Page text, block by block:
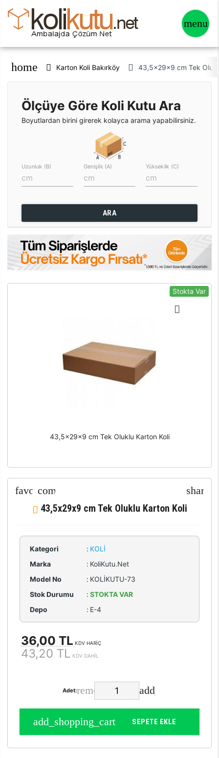
home Karton Koli Bakırköy 43,5x29x9 cm Tek
Ölçüye Göre Koli Kutu Ara
Boyutlardan birini girerek kolayca arama yapabilirsiniz.
Uzunluk (B) Genişlik (A) Yükseklik (C)
ARA
Stokta Var
43,5x29x9 cm Tek Oluklu Karton Koli
43,5x29x9 cm Tek Oluklu Karton Koli
Kategori : KOLI
Marka
: KoliKutu.Net
Model No
: KOLİKUTU-73
Stok Durumu
: STOKTA VAR
Depo
: E-4
36,00 TL KDV HARİÇ
43,20 TL KDV DAHİL
Adet:
SEPETE EKLE